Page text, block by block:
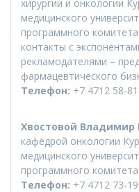
хирургии и онкологии
медицинского
программного
контакты с
рекламодателями –
фармацевтического
Телефон: +7 4712 58-
Хвостовой
кафедрой онкологии
медицинского
программного
Телефон: +7 4712 73-